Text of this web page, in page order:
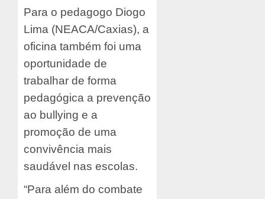
Para o pedagogo Diogo
Lima (NEACA/Caxias), a
oficina também foi uma
oportunidade de
trabalhar de forma
pedagógica a prevenção
ao bullying e a
promoção de uma
convivência mais
saudável nas escolas.
“Para além do combate